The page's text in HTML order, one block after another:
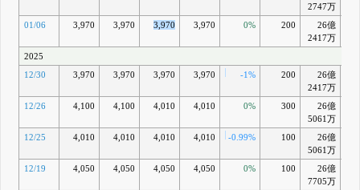
2747万
01/06 3,970 3,970 3,970 3,970 0% 200
26億
2417万
2025
12/30
3,970 3,970 3,970 3,970 -1% 200
26億
2417万
12/26 4,100 4,100 4,010 4,010 0% 300
26億
5061万
12/25 4,010 4,010 4,010 4,010 -0.99% 100
26億
5061万
12/19 4,050 4,050 4,050 4,050 0% 100
26億
7705万